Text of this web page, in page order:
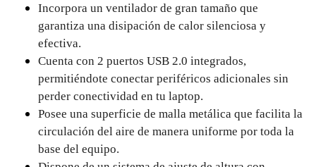
Incorpora un ventilador de gran tamaño que
garantiza una disipación de calor silenciosa y
efectiva.
Cuenta con 2 puertos USB 2.0 integrados,
permitiéndote conectar periféricos adicionales sin
perder conectividad en tu laptop.
Posee una superficie de malla metálica que facilita la
circulación del aire de manera uniforme por toda la
base del equipo.